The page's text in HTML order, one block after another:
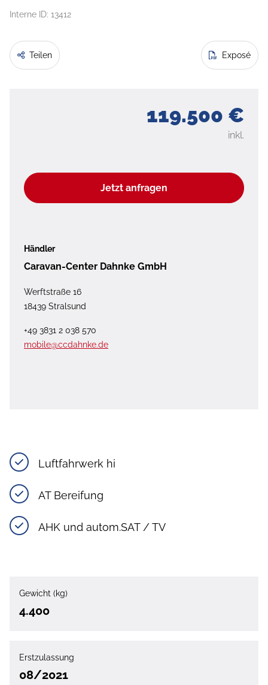
Interne ID: 13412
Teilen Exposé
119.500 €
inkl.
Jetzt anfragen
Händler
Caravan-Center Dahnke GmbH
Werftstraße 16
18439 Stralsund
+49 3831 2 038 570
mobile@ccdahnke.de
Luftfahrwerk hi
AT Bereifung
AHK und autom.SAT / TV
Gewicht (kg)
4.400
Erstzulassung
08/2021